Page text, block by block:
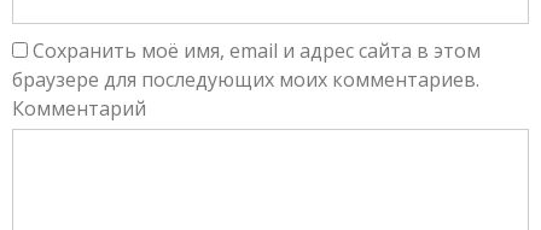
Сохранить моё имя, email и адрес сайта в этом
браузере для последующих моих комментариев.
Комментарий